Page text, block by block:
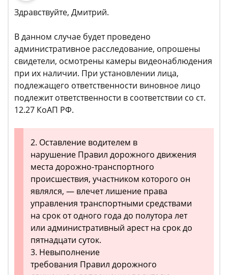
Здравствуйте, Дмитрий.
В данном случае будет проведено
административное расследование, опрошены
свидетели, осмотрены камеры видеонаблюдения
при их наличии. При установлении лица,
подлежащего ответственности виновное лицо
подлежит ответственности в соответствии со ст.
12.27 КоАП РФ.
2. Оставление водителем в
нарушение Правил дорожного движения
места дорожно-транспортного
происшествия, участником которого он
являлся, — влечет лишение права
управления транспортными средствами
на срок от одного года до полутора лет
или административный арест на срок до
пятнадцати суток.
3. Невыполнение
требования Правил дорожного